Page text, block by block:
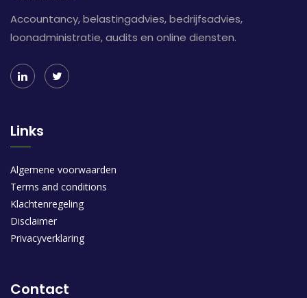
Accountancy, belastingadvies, bedrijfsadvies,
loonadministratie, audits en online diensten.
Links
Algemene voorwaarden
Terms and conditions
Klachtenregeling
Disclaimer
Privacyverklaring
Contact